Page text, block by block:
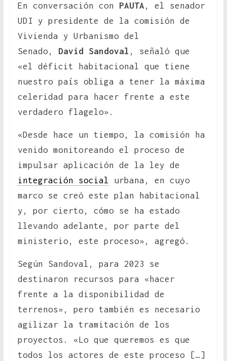
En conversación con PAUTA , el senador
UDI y presidente de la comisión de
Vivienda y Urbanismo del
Senado, David Sandoval , señaló que
«el déficit habitacional que tiene
nuestro país obliga a tener la máxima
celeridad para hacer frente a este
verdadero flagelo».
«Desde hace un tiempo, la comisión ha
venido monitoreando el proceso de
impulsar aplicación de la ley de
integración social urbana, en cuyo
marco se creó este plan habitacional
y, por cierto, cómo se ha estado
llevando adelante, por parte del
ministerio, este proceso», agregó.
Según Sandoval, para 2023 se
destinaron recursos para «hacer
frente a la disponibilidad de
terrenos», pero también es necesario
agilizar la tramitación de los
proyectos. «Lo que queremos es que
todos los actores de este proceso […]